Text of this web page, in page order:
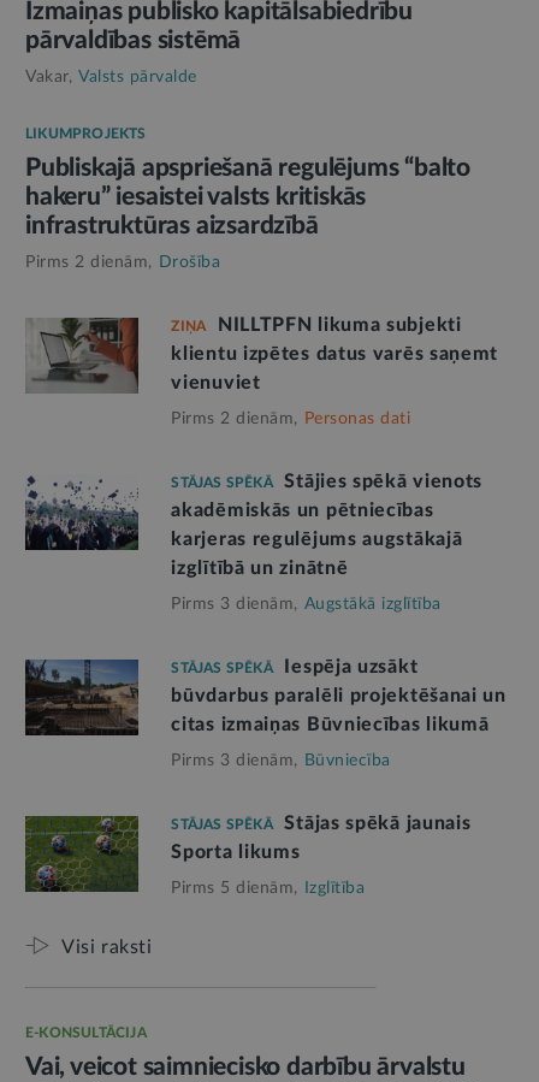
Izmaiņas publisko kapitālsabiedrību
pārvaldības sistēmā
Vakar, Valsts pārvalde
LIKUMPROJEKTS
Publiskajā apspriešanā regulējums “balto
hakeru” iesaistei valsts kritiskās
infrastruktūras aizsardzībā
Pirms 2 dienām, Drošība
ZIŅA
NILLTPFN likuma subjekti
klientu izpētes datus varēs saņemt
vienuviet
Pirms 2 dienām, Personas dati
STĀJAS SPĒKĀ
Stājies spēkā vienots
akadēmiskās un pētniecības
karjeras regulējums augstākajā
izglītībā un zinātnē
Pirms 3 dienām, Augstākā izglītība
STĀJAS SPĒKĀ
Iespēja uzsākt
būvdarbus paralēli projektēšanai un
citas izmaiņas Būvniecības likumā
Pirms 3 dienām, Būvniecība
STĀJAS SPĒKĀ
Stājas spēkā jaunais
Sporta likums
Pirms 5 dienām, Izglītība
Visi raksti
E-KONSULTĀCIJA
Vai, veicot saimniecisko darbību ārvalstu